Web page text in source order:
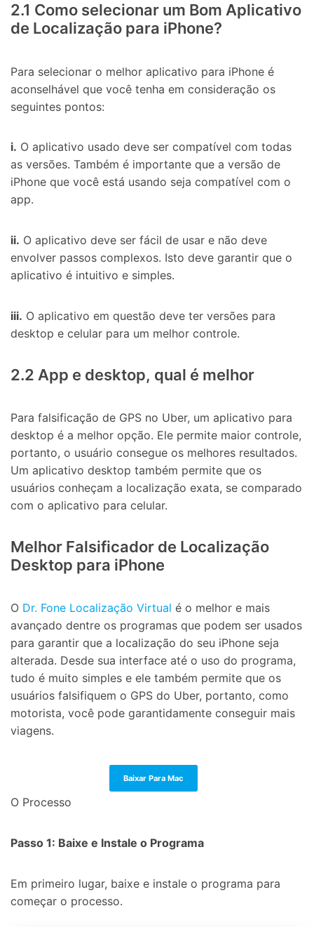
50M+ usuários, 17+ anos
Desbloqueie e repare seu celular
Recupere, proteja e transfira dados faclimente
2.1 Como selecionar um Bom Aplicativo
de Localização para iPhone?
Para selecionar o melhor aplicativo para iPhone é
aconselhável que você tenha em consideração os
seguintes pontos:
i. O aplicativo usado deve ser compatível com todas
as versões. Também é importante que a versão de
iPhone que você está usando seja compatível com o
app.
ii. O aplicativo deve ser fácil de usar e não deve
envolver passos complexos. Isto deve garantir que o
aplicativo é intuitivo e simples.
iii. O aplicativo em questão deve ter versões para
desktop e celular para um melhor controle.
2.2 App e desktop, qual é melhor
Para falsificação de GPS no Uber, um aplicativo para
desktop é a melhor opção. Ele permite maior controle,
portanto, o usuário consegue os melhores resultados.
Um aplicativo desktop também permite que os
usuários conheçam a localização exata, se comparado
com o aplicativo para celular.
Melhor Falsificador de Localização
Desktop para iPhone
O Dr. Fone Localização Virtual é o melhor e mais
avançado dentre os programas que podem ser usados
para garantir que a localização do seu iPhone seja
alterada. Desde sua interface até o uso do programa,
tudo é muito simples e ele também permite que os
usuários falsifiquem o GPS do Uber, portanto, como
motorista, você pode garantidamente conseguir mais
viagens.
Baixar Para Mac
O Processo
Passo 1: Baixe e Instale o Programa
Em primeiro lugar, baixe e instale o programa para
começar o processo.